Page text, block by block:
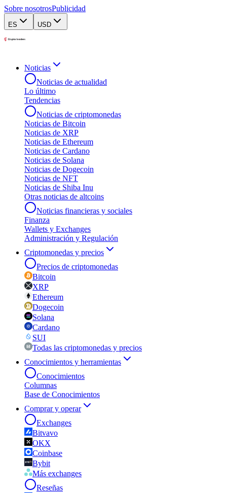
Sobre nosotrosPublicidad
ES USD
Noticias
Noticias de actualidad
Lo último
Tendencias
Noticias de criptomonedas
Noticias de Bitcoin
Noticias de XRP
Noticias de Ethereum
Noticias de Cardano
Noticias de Solana
Noticias de Dogecoin
Noticias de NFT
Noticias de Shiba Inu
Otras noticias de altcoins
Noticias financieras y sociales
Finanza
Wallets y Exchanges
Administración y Regulación
Criptomonedas y precios
Precios de criptomonedas
Bitcoin
XRP
Ethereum
Dogecoin
Solana
Cardano
SUI
Todas las criptomonedas y precios
Conocimientos y herramientas
Conocimientos
Columnas
Base de Conocimientos
Comprar y operar
Exchanges
Bitvavo
OKX
Coinbase
Bybit
Más exchanges
Reseñas